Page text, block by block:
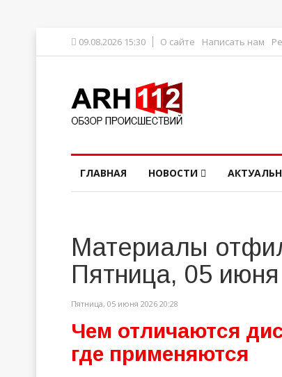
09.08.2026 15:30 О сайте Написать нам
ГЛАВНАЯ НОВОСТИ
Материалы
Пятница, 05
Пятница, 05 июня 2026 20:28
Чем отличаются
где применяются